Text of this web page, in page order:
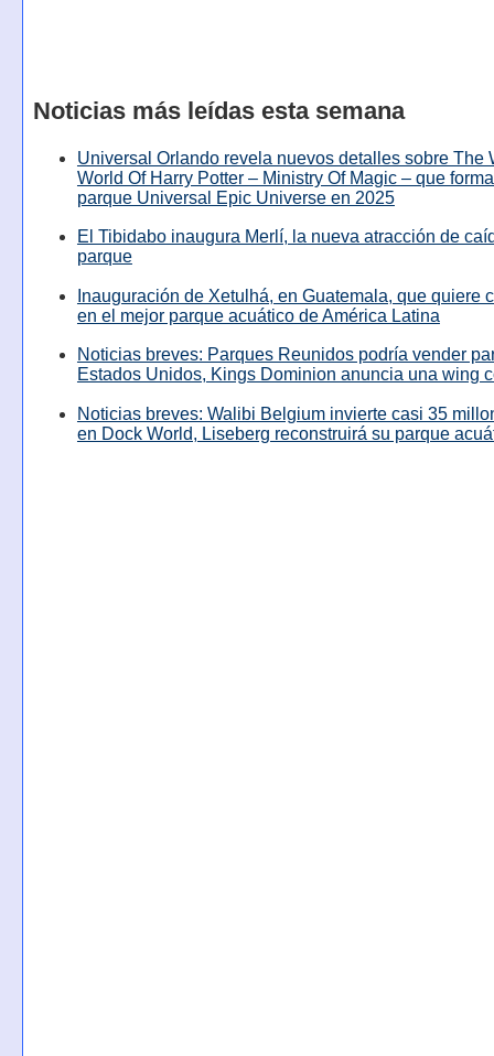
Noticias más leídas esta semana
Universal Orlando revela nuevos detalles sobre The
World Of Harry Potter – Ministry Of Magic – que
parque Universal Epic Universe en 2025
El Tibidabo inaugura Merlí, la nueva atracción de
parque
Inauguración de Xetulhá, en Guatemala, que quiere
en el mejor parque acuático de América Latina
Noticias breves: Parques Reunidos podría vender
Estados Unidos, Kings Dominion anuncia una wing
Noticias breves: Walibi Belgium invierte casi 35
en Dock World, Liseberg reconstruirá su parque